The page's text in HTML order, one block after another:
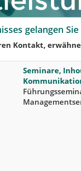
gelangen
Kontakt,
Seminare,